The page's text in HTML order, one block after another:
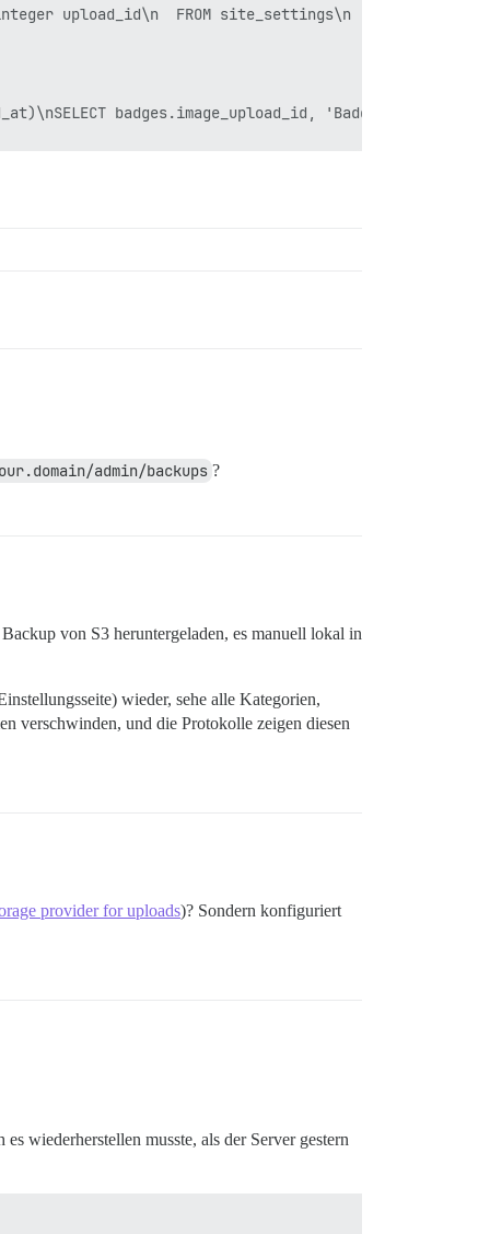
FROM site_settings\n  WHERE
badges.image_upload_id, 'Badge', badges.id,
custom_emojis.upload_id, 'CustomEmoji',
user_avatars.gravatar_upload_id,
admin/backups ?
von S3 heruntergeladen, es manuell lokal in
wieder, sehe alle Kategorien,
verschwinden, und die Protokolle zeigen diesen
provider for uploads)? Sondern konfiguriert
wiederherstellen musste, als der Server gestern